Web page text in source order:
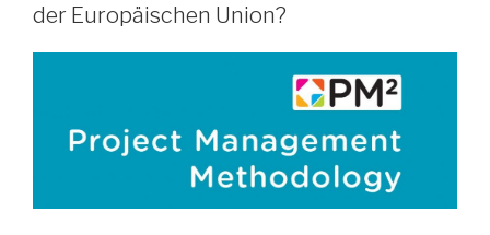
der Europäischen Union?